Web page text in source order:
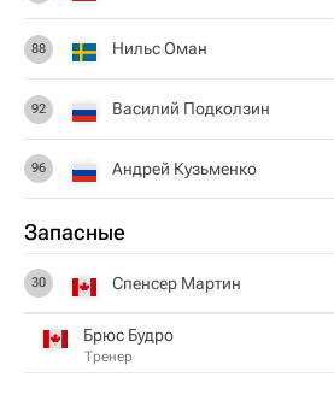
88 Нильс Оман
92 Василий Подколзин
96 Андрей Кузьменко
Запасные
30 Спенсер Мартин
Брюс Будро
Тренер